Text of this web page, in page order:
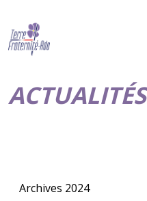
ACTUALITÉS
Archives 2024